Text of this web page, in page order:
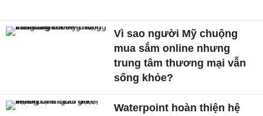
Vì sao người Mỹ chuộng
mua sắm online nhưng
trung tâm thương mại vẫn
sống khỏe?
Waterpoint hoàn thiện hệ